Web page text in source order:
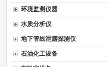
环境监测仪器
水质分析仪
地下管线泄露探测仪
石油化工设备